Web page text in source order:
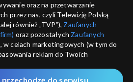
oraz na przetwarzanie
przez nas, czyli Telewizję Polską
również „TVP”), Zaufanych
oraz pozostałych Zaufanych
, w celach marketingowych (w tym do
reklam do Twoich
a także zgody na udostępnianie
do serwisu